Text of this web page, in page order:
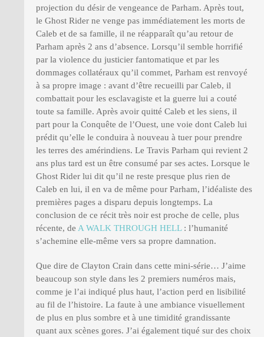
projection du désir de vengeance de Parham. Après tout,
le Ghost Rider ne venge pas immédiatement les morts de
Caleb et de sa famille, il ne réapparaît qu’au retour de
Parham après 2 ans d’absence. Lorsqu’il semble horrifié
par la violence du justicier fantomatique et par les
dommages collatéraux qu’il commet, Parham est renvoyé
à sa propre image : avant d’être recueilli par Caleb, il
combattait pour les esclavagiste et la guerre lui a couté
toute sa famille. Après avoir quitté Caleb et les siens, il
part pour la Conquête de l’Ouest, une voie dont Caleb lui
prédit qu’elle le conduira à nouveau à tuer pour prendre
les terres des amérindiens. Le Travis Parham qui revient 2
ans plus tard est un être consumé par ses actes. Lorsque le
Ghost Rider lui dit qu’il ne reste presque plus rien de
Caleb en lui, il en va de même pour Parham, l’idéaliste des
premières pages a disparu depuis longtemps. La
conclusion de ce récit très noir est proche de celle, plus
récente, de A WALK THROUGH HELL: l’humanité
s’achemine elle-même vers sa propre damnation.
Que dire de Clayton Crain dans cette mini-série… J’aime
beaucoup son style dans les 2 premiers numéros mais,
comme je l’ai indiqué plus haut, l’action perd en lisibilité
au fil de l’histoire. La faute à une ambiance visuellement
de plus en plus sombre et à une timidité grandissante
quant aux scènes gores. J’ai également tiqué sur des choix